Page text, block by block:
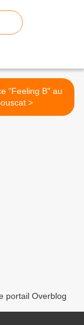
"Feeling B" au
Bouscat >
portail Overblog